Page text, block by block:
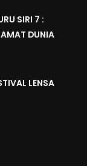
SIRI 7 :
DUNIA
LENSA